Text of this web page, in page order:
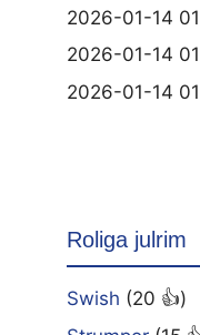
2026-01-14
2026-01-14
2026-01-14
Roliga julrim
Swish (20 👍)